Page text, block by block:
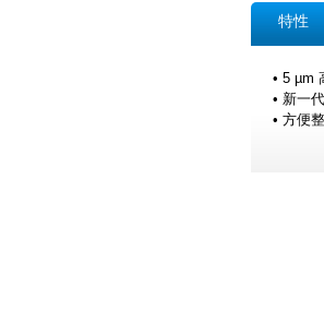
特性
• 5 µm
• 新一
• 方便